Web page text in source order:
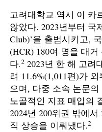
고려대학교 역시 이 카
않았다. 2023년부터 국
Club)’을 출범시키고,
(HCR) 180여 명을 대
다.2 2023년 한 해 고려
려 11.6%(1,011편)가
으며, 다중 소속 논문
노골적인 지표 매입의
2024년 200위권 밖에
직 상승을 이뤄냈다.2